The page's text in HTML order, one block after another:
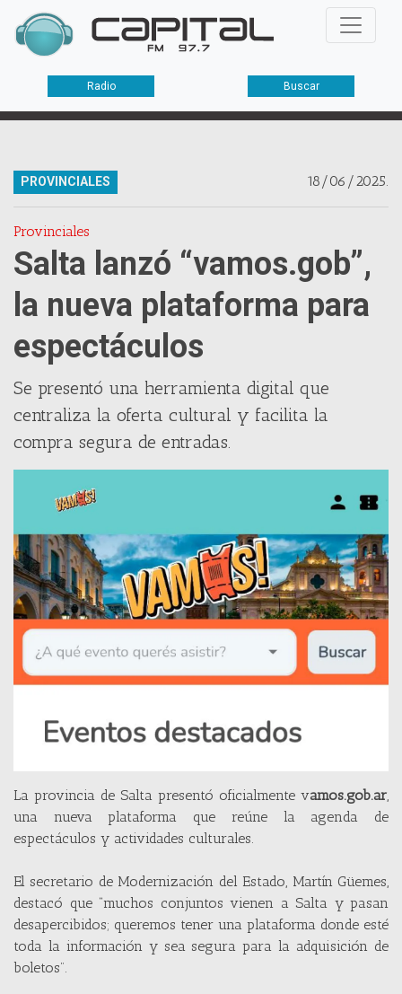
Radio Buscar
18/06/2025.
PROVINCIALES
Provinciales
Salta lanzó “vamos.gob”,
la nueva plataforma para
espectáculos
Se presentó una herramienta digital que
centraliza la oferta cultural y facilita la
compra segura de entradas.
La provincia de Salta presentó oficialmente vamos.gob.ar,
una nueva plataforma que reúne la agenda de
espectáculos y actividades culturales.
El secretario de Modernización del Estado, Martín Güemes,
destacó que “muchos conjuntos vienen a Salta y pasan
desapercibidos; queremos tener una plataforma donde esté
toda la información y sea segura para la adquisición de
boletos”.